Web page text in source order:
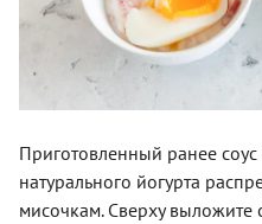
Приготовленный ранее
натурального йогурта
мисочкам. Сверху